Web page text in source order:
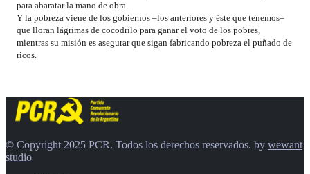
para abaratar la mano de obra.
Y la pobreza viene de los gobiernos –los anteriores y éste que tenemos–
que lloran lágrimas de cocodrilo para ganar el voto de los pobres,
mientras su misión es asegurar que sigan fabricando pobreza el puñado de
ricos.
© Copyright 2025 PCR. Todos los derechos reservados. by wewant
studio